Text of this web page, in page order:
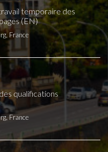
temporaire des
(EN)
France
qualifications
France